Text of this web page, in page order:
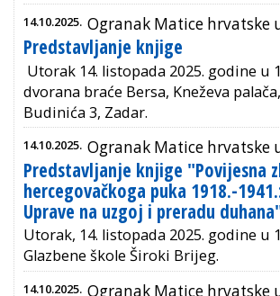
14.10.2025. Ogranak Matice hrvatske
Predstavljanje knjige
Utorak 14. listopada 2025. godine u
dvorana braće Bersa, Kneževa
Budinića 3, Zadar.
14.10.2025. Ogranak Matice hrvatske
Predstavljanje knjige "Povijesna
hercegovačkoga puka 1918.-
Uprave na uzgoj i preradu
Utorak, 14. listopada 2025. godine u
Glazbene škole Široki Brijeg.
14.10.2025. Ogranak Matice hrvatske